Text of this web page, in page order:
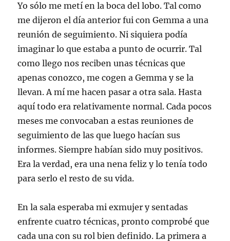
Yo sólo me metí en la boca del lobo. Tal como
me dijeron el día anterior fui con Gemma a una
reunión de seguimiento. Ni siquiera podía
imaginar lo que estaba a punto de ocurrir. Tal
como llego nos reciben unas técnicas que
apenas conozco, me cogen a Gemma y se la
llevan. A mí me hacen pasar a otra sala. Hasta
aquí todo era relativamente normal. Cada pocos
meses me convocaban a estas reuniones de
seguimiento de las que luego hacían sus
informes. Siempre habían sido muy positivos.
Era la verdad, era una nena feliz y lo tenía todo
para serlo el resto de su vida.
En la sala esperaba mi exmujer y sentadas
enfrente cuatro técnicas, pronto comprobé que
cada una con su rol bien definido. La primera a